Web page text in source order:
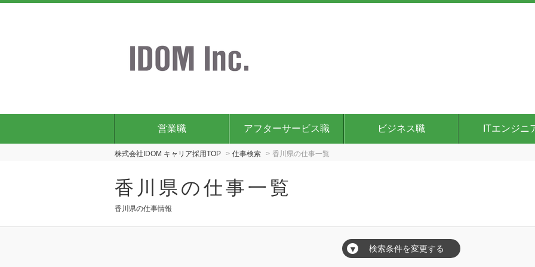
営業職 アフターサービス職 ビジネス職 ITエンジニ
株式会社IDOM キャリア採用TOP 仕事検索 香川県の仕事一覧
香川県の仕事一覧
香川県の仕事情報
▼ 検索条件を変更する